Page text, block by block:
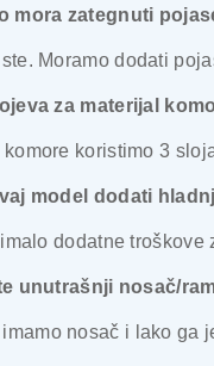
mora zategnuti
Moramo dodati
za materijal
koristimo 3
model dodati
dodatne
unutrašnji nosač/
nosač i lako ga